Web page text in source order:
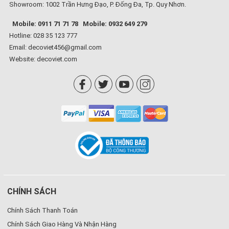
Showroom: 1002 Trần Hưng Đạo, P. Đống Đa, Tp. Quy Nhơn.
Mobile: 0911 71 71 78
Mobile: 0932 649 279
Hotline: 028 35 123 777
Email: decoviet456@gmail.com
Website: decoviet.com
CHÍNH SÁCH
Chính Sách Thanh Toán
Chính Sách Giao Hàng Và Nhận Hàng